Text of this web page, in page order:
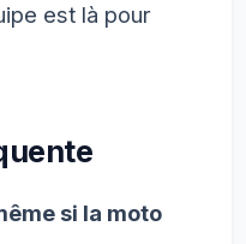
est là pour
si la moto